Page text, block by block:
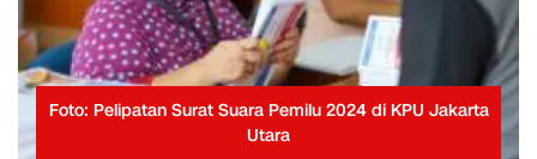
Foto: Pelipatan Surat Suara Pemilu 2024 di KPU Jakarta
Utara